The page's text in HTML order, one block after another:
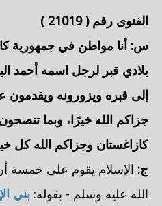
الفتوى رقم (21019
)
س: أنا مواطن في جمهورية
بلادي قبر لرجل اسمه أحمد
إلى قبره ويزورونه ويقدمون
جزاكم الله خيرًا، وبما
كازاغستان وجزاكم الله كل
ج: الإسلام يقوم على خمسة
الله عليه وسلم - بقوله: بني